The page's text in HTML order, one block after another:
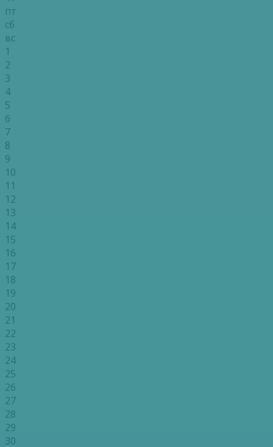
пт
сб
вс
1
2
3
4
5
6
7
8
9
10
11
12
13
14
15
16
17
18
19
20
21
22
23
24
25
26
27
28
29
30